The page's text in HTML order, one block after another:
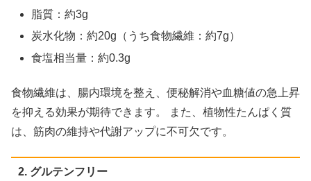
脂質：約3g
炭水化物：約20g（うち食物繊維：約7g）
食塩相当量：約0.3g
食物繊維は、腸内環境を整え、便秘解消や血糖値の急上昇
を抑える効果が期待できます。 また、植物性たんぱく質
は、筋肉の維持や代謝アップに不可欠です。
2. グルテンフリー